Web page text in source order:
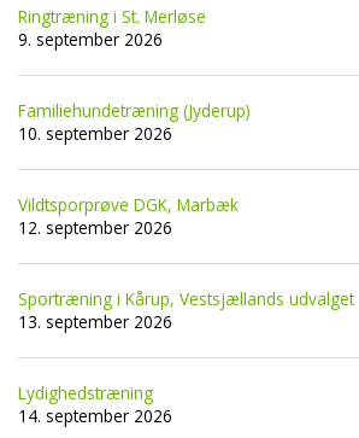
Ringtræning i St. Merløse
9. september 2026
Familiehundetræning (Jyderup)
10. september 2026
Vildtsporprøve DGK, Marbæk
12. september 2026
Sportræning i Kårup, Vestsjællands udvalget
13. september 2026
Lydighedstræning
14. september 2026